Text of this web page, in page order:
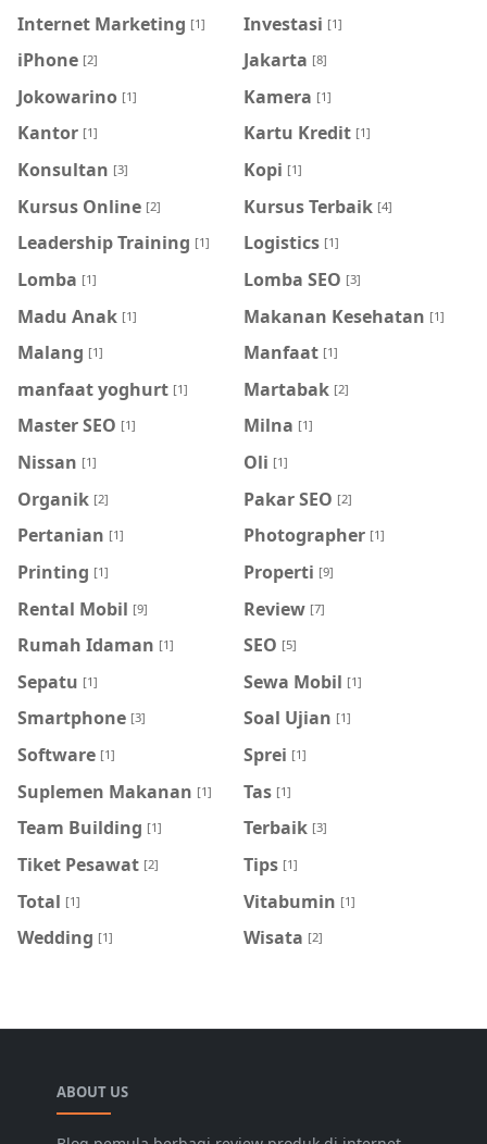
Internet Marketing [1] Investasi [1]
iPhone [2] Jakarta [8]
Jokowarino [1] Kamera [1]
Kantor [1] Kartu Kredit [1]
Konsultan [3] Kopi [1]
Kursus Online [2] Kursus Terbaik [4]
Leadership Training [1] Logistics [1]
Lomba [1] Lomba SEO [3]
Madu Anak [1] Makanan Kesehatan [1]
Malang [1] Manfaat [1]
manfaat yoghurt [1] Martabak [2]
Master SEO [1] Milna [1]
Nissan [1] Oli [1]
Organik [2] Pakar SEO [2]
Pertanian [1] Photographer [1]
Printing [1] Properti [9]
Rental Mobil [9] Review [7]
Rumah Idaman [1] SEO [5]
Sepatu [1] Sewa Mobil [1]
Smartphone [3] Soal Ujian [1]
Software [1] Sprei [1]
Suplemen Makanan [1] Tas [1]
Team Building [1] Terbaik [3]
Tiket Pesawat [2] Tips [1]
Total [1] Vitabumin [1]
Wedding [1] Wisata [2]
ABOUT US